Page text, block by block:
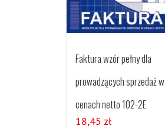
Faktura wzór pełny dla
prowadzących sprzedaż w
cenach netto 102-2E
18,45 zł